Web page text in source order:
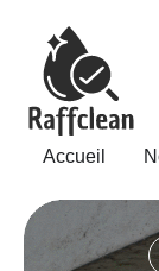
Accueil